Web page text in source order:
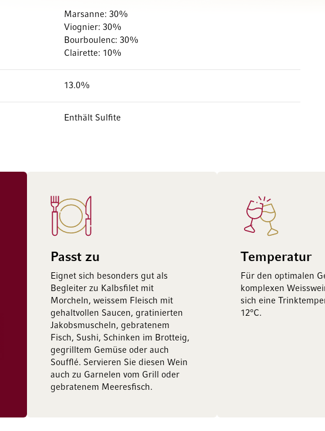
Marsanne: 30%
Viognier: 30%
Bourboulenc: 30%
Clairette: 10%
13.0%
Enthält Sulfite
Passt zu
Eignet sich besonders gut als
Begleiter zu Kalbsfilet mit
Morcheln, weissem Fleisch mit
gehaltvollen Saucen, gratinierten
Jakobsmuscheln, gebratenem
Fisch, Sushi, Schinken im Brotteig,
gegrilltem Gemüse oder auch
Soufflé. Servieren Sie diesen Wein
auch zu Garnelen vom Grill oder
gebratenem Meeresfisch.
Temperatur
Für den optimalen
komplexen
sich eine
12°C.